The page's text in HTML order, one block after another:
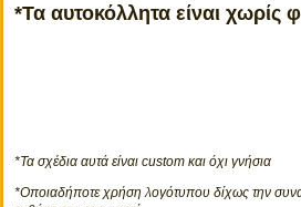
*Τα αυτοκόλλητα είναι
*Τα σχέδια αυτά είναι custom και όχι γνήσια
*Οποιαδήποτε χρήση λογότυπου δίχως την